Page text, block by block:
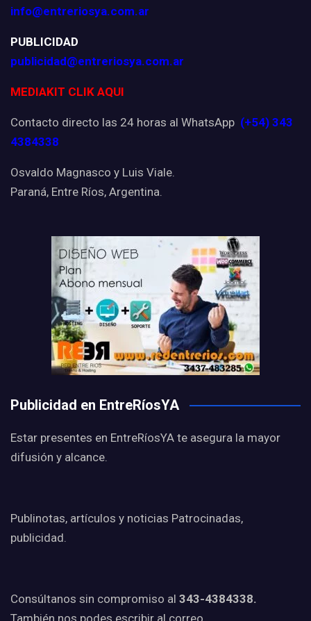
info@entreriosya.com.ar
PUBLICIDAD
publicidad@entreriosya.com.ar
MEDIAKIT CLIK AQUI
Contacto directo las 24 horas al WhatsApp (+54) 343
4384338
Osvaldo Magnasco y Luis Viale.
Paraná, Entre Ríos, Argentina.
Publicidad en EntreRíosYA
Estar presentes en EntreRíosYA te asegura la mayor
difusión y alcance.
Publinotas, artículos y noticias Patrocinadas,
publicidad.
Consúltanos sin compromiso al 343-4384338.